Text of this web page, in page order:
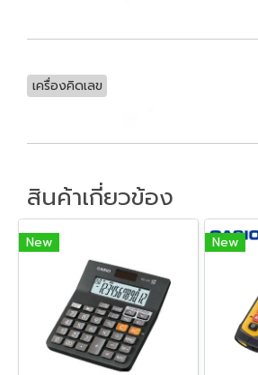
เครื่องคิดเลข
สินค้าเกี่ยวข้อง
New New